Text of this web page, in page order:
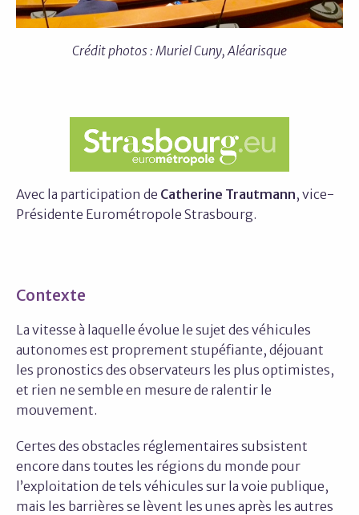
Crédit photos : Muriel Cuny, Aléarisque
Avec la participation de Catherine Trautmann, vice-
Présidente Eurométropole Strasbourg.
Contexte
La vitesse à laquelle évolue le sujet des véhicules
autonomes est proprement stupéfiante, déjouant
les pronostics des observateurs les plus optimistes,
et rien ne semble en mesure de ralentir le
mouvement.
Certes des obstacles réglementaires subsistent
encore dans toutes les régions du monde pour
l’exploitation de tels véhicules sur la voie publique,
mais les barrières se lèvent les unes après les autres